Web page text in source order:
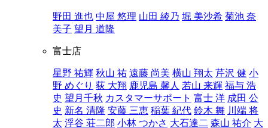
野田 進也 中屋 悠理 山田 綾乃 堀 美沙希 菊池 奈
美子 望月 道隆
富士店
星野 祐輝 秋山 祐 遠藤 尚美 横山 翔太 芹沢 健 小
野 めぐり 荻 大翔 鹿児島 馨人 若山 来輝 福与 浩
史 望月千秋 カスタマーサポート 富士 洋 成田 公
史 新名 清隆 安藤 三恵 稲葉 紀代 鈴木 舞 川端 将
太 浮谷 荘二郎 小林 つかさ 大石達二 森山 祐介 大